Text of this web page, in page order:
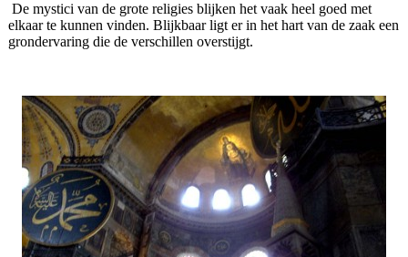
De mystici van de grote religies blijken het vaak heel goed met
elkaar te kunnen vinden. Blijkbaar ligt er in het hart van de zaak een
grondervaring die de verschillen overstijgt.